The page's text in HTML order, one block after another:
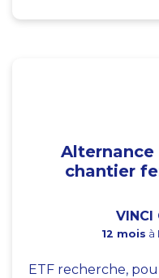
chantier
12 mois à
ETF recherche,